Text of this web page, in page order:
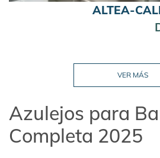
ALTEA-
Azulejos para
Completa 2025